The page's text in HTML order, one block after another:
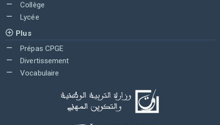
Collège
Lycée
Plus
Prépas CPGE
Divertissement
Vocabulaire